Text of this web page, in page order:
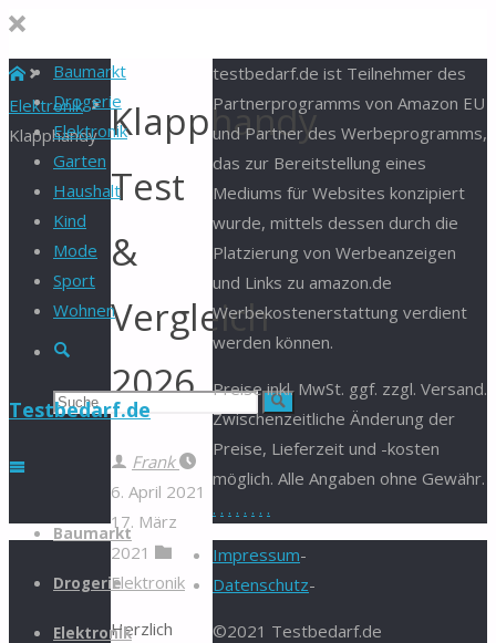
Baumarkt
Drogerie
Elektronik
Garten
Haushalt
Kind
Mode
Sport
Wohnen
Suche
Suchen Suche
Testbedarf.de
Zum
springen
Baumarkt
Drogerie
Elektronik
Start
Elektronik
Klapphandy Klapphandy
Test
&
Vergleich
2026
Frank
6. April 2021
17. März
2021
Elektronik
Herzlich
testbedarf.de ist Teilnehmer des
Partnerprogramms von Amazon EU
und Partner des Werbeprogramms,
das zur Bereitstellung eines
Mediums für Websites konzipiert
wurde, mittels dessen durch die
Platzierung von Werbeanzeigen
und Links zu amazon.de
Werbekostenerstattung verdient
werden können.
Preise inkl. MwSt. ggf. zzgl. Versand.
Zwischenzeitliche Änderung der
Preise, Lieferzeit und -kosten
möglich. Alle Angaben ohne Gewähr.
. . . . . . . .
Impressum-
Datenschutz-
©2021 Testbedarf.de